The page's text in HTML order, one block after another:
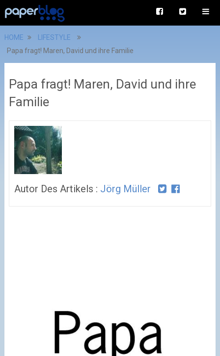
HOME
LIFESTYLE
Papa fragt! Maren, David und ihre Familie
Papa fragt! Maren, David und ihre
Familie
Autor Des Artikels : Jörg Müller